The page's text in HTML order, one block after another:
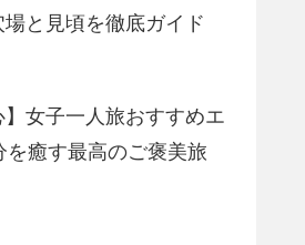
と見頃を徹底ガイド
】女子一人旅おすすめエ
を癒す最高のご褒美旅